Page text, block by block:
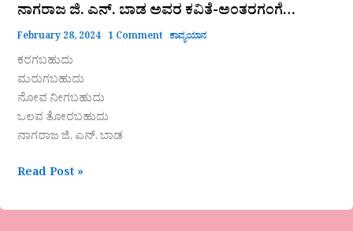
ನಾಗರಾಜ ಜಿ. ಎನ್. ಬಾಡ ಅವರ ಕವಿತೆ-ಅಂತರಗಂಗೆ…
February 28, 2024 1 Comment ಕಾವ್ಯಯಾನ
ಕರಗಬಹುದು
ಮರುಗಬಹುದು
ನೋವ ನೀಗಬಹುದು
ಒಲವ ತೋರಬಹುದು
ನಾಗರಾಜ ಜಿ. ಎನ್. ಬಾಡ
Read Post »